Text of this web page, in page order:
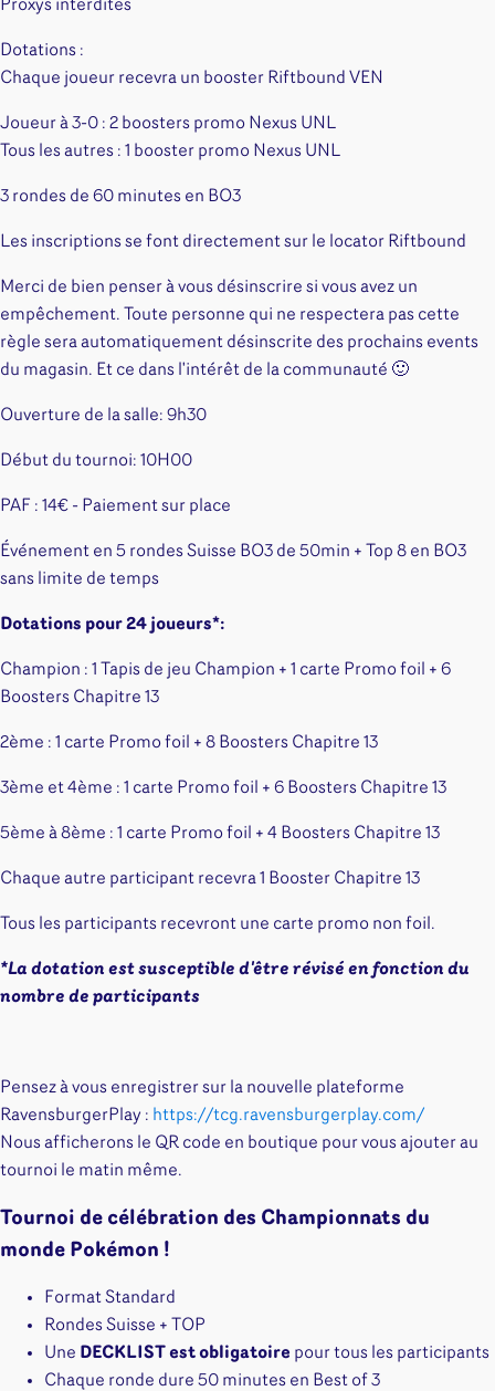
Proxys interdites
Dotations :
Chaque joueur recevra un booster Riftbound VEN
Joueur à 3-0 : 2 boosters promo Nexus UNL
Tous les autres : 1 booster promo Nexus UNL
3 rondes de 60 minutes en BO3
Les inscriptions se font directement sur le locator Riftbound
Merci de bien penser à vous désinscrire si vous avez un
empêchement. Toute personne qui ne respectera pas cette
règle sera automatiquement désinscrite des prochains events
du magasin. Et ce dans l'intérêt de la communauté 🙂
Ouverture de la salle: 9h30
Début du tournoi: 10H00
PAF : 14€ - Paiement sur place
Événement en 5 rondes Suisse BO3 de 50min + Top 8 en BO3
sans limite de temps
Dotations pour 24 joueurs*:
Champion : 1 Tapis de jeu Champion + 1 carte Promo foil + 6
Boosters Chapitre 13
2ème : 1 carte Promo foil + 8 Boosters Chapitre 13
3ème et 4ème : 1 carte Promo foil + 6 Boosters Chapitre 13
5ème à 8ème : 1 carte Promo foil + 4 Boosters Chapitre 13
Chaque autre participant recevra 1 Booster Chapitre 13
Tous les participants recevront une carte promo non foil.
*La dotation est susceptible d'être révisé en fonction du
nombre de participants
Pensez à vous enregistrer sur la nouvelle plateforme
RavensburgerPlay : https://tcg.ravensburgerplay.com/
Nous afficherons le QR code en boutique pour vous ajouter au
tournoi le matin même.
Tournoi de célébration des Championnats du
monde Pokémon !
Format Standard
Rondes Suisse + TOP
Une DECKLIST est obligatoire pour tous les participants
Chaque ronde dure 50 minutes en Best of 3